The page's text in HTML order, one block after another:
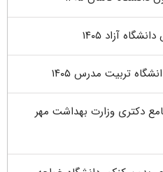
آزاد ۱۴۰۵
تربیت مدرس ۱۴۰۵
دکتری وزارت بهداشت مهر